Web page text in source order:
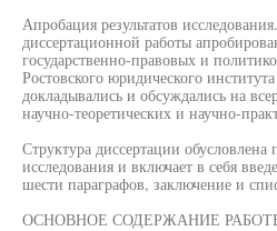
Апробация результатов
диссертационной работы
государственно-правовых и
Ростовского юридического
докладывались и обсуждались на
научно-теоретических и научно-
Структура диссертации
исследования и включает в себя
шести параграфов, заключение и
ОСНОВНОЕ СОДЕРЖАНИЕ